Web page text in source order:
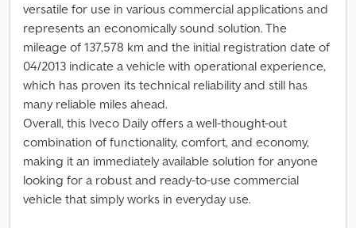
versatile for use in various commercial applications and
represents an economically sound solution. The
mileage of 137,578 km and the initial registration date of
04/2013 indicate a vehicle with operational experience,
which has proven its technical reliability and still has
many reliable miles ahead.
Overall, this Iveco Daily offers a well-thought-out
combination of functionality, comfort, and economy,
making it an immediately available solution for anyone
looking for a robust and ready-to-use commercial
vehicle that simply works in everyday use.